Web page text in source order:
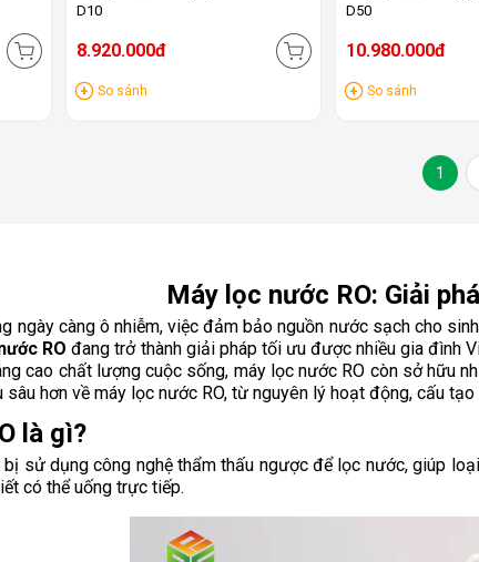
D10
8.920.000đ
So sánh
D50
10.980.000đ
So sánh
1
Máy lọc nước RO: Giải
ngày càng ô nhiễm, việc đảm bảo nguồn nước sạch cho
RO đang trở thành giải pháp tối ưu được nhiều gia đình
cao chất lượng cuộc sống, máy lọc nước RO còn sở hữu
sâu hơn về máy lọc nước RO, từ nguyên lý hoạt động, cấu
là gì?
bị sử dụng công nghệ thẩm thấu ngược để lọc nước, giúp
có thể uống trực tiếp.